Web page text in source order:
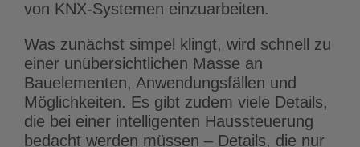
von KNX-Systemen einzuarbeiten.
Was zunächst simpel klingt, wird schnell zu
einer unübersichtlichen Masse an
Bauelementen, Anwendungsfällen und
Möglichkeiten. Es gibt zudem viele Details,
die bei einer intelligenten Haussteuerung
bedacht werden müssen – Details, die nur